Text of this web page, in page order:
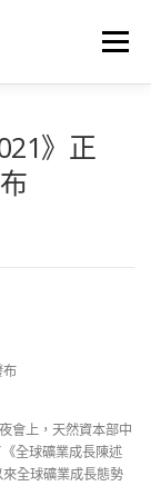
選單
》正
布
會上，天然資本部中
全球礦業成長陳述
全球礦業成長態勢